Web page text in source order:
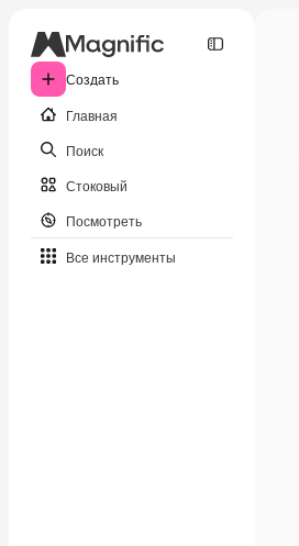
Создать
Главная
Поиск
Стоковый
Посмотреть
Все инструменты